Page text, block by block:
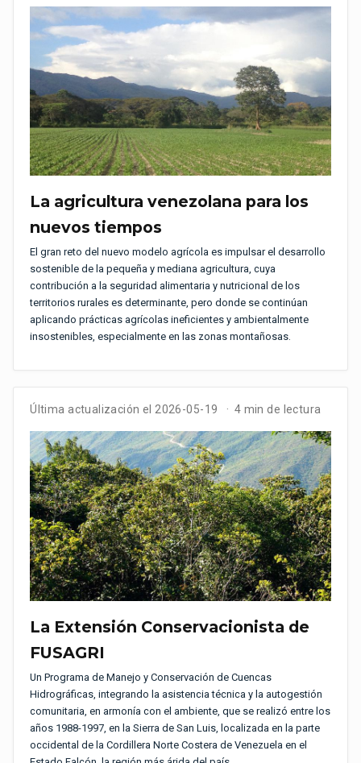
La agricultura venezolana para los
nuevos tiempos
El gran reto del nuevo modelo agrícola es impulsar el desarrollo
sostenible de la pequeña y mediana agricultura, cuya
contribución a la seguridad alimentaria y nutricional de los
territorios rurales es determinante, pero donde se continúan
aplicando prácticas agrícolas ineficientes y ambientalmente
insostenibles, especialmente en las zonas montañosas.
Última actualización el 2026-05-19 4 min de lectura
La Extensión Conservacionista de
FUSAGRI
Un Programa de Manejo y Conservación de Cuencas
Hidrográficas, integrando la asistencia técnica y la autogestión
comunitaria, en armonía con el ambiente, que se realizó entre los
años 1988-1997, en la Sierra de San Luis, localizada en la parte
occidental de la Cordillera Norte Costera de Venezuela en el